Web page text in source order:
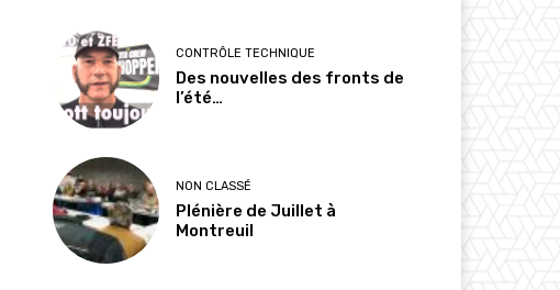
CONTRÔLE TECHNIQUE
Des nouvelles des fronts de
l’été…
NON CLASSÉ
Plénière de Juillet à
Montreuil